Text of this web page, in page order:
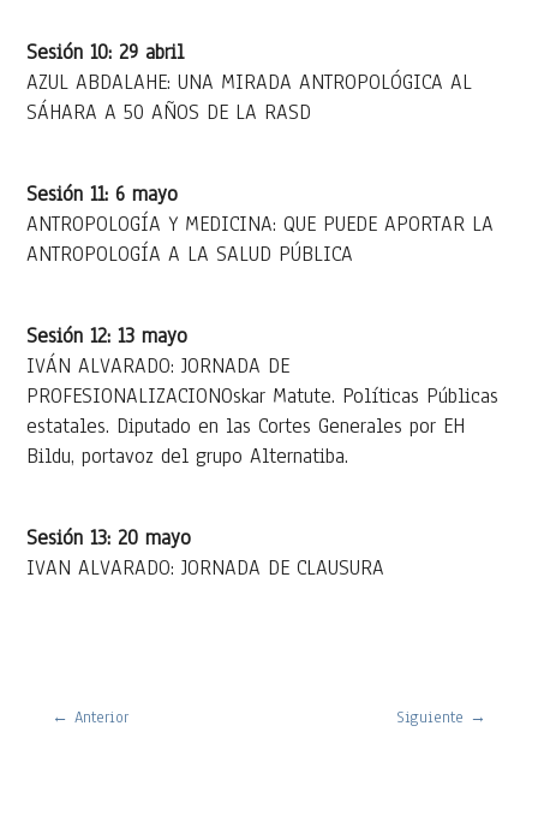
Sesión 10: 29 abril
AZUL ABDALAHE: UNA MIRADA ANTROPOLÓGICA AL
SÁHARA A 50 AÑOS DE LA RASD
Sesión 11: 6 mayo
ANTROPOLOGÍA Y MEDICINA: QUE PUEDE APORTAR LA
ANTROPOLOGÍA A LA SALUD PÚBLICA
Sesión 12: 13 mayo
IVÁN ALVARADO: JORNADA DE
PROFESIONALIZACIONOskar Matute. Políticas Públicas
estatales. Diputado en las Cortes Generales por EH
Bildu, portavoz del grupo Alternatiba.
Sesión 13: 20 mayo
IVAN ALVARADO: JORNADA DE CLAUSURA
← Anterior Siguiente →